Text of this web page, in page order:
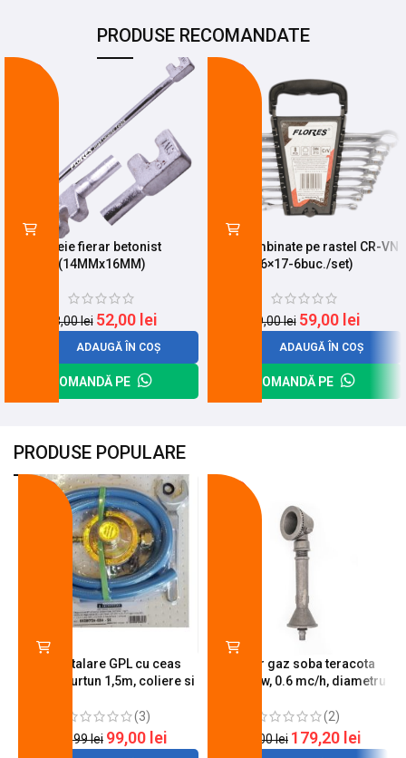
PRODUSE RECOMANDATE
Cheie fierar betonist
(14MMx16MM)
68,00lei 52,00 lei
ADAUGĂ ÎN COȘ
COMANDĂ PE
Chei combinate pe rastel CR-VN
(6×17-6buc./set)
69,00lei 59,00 lei
ADAUGĂ ÎN COȘ
COMANDĂ PE
PRODUSE POPULARE
Kit instalare GPL cu ceas
butelie, furtun 1,5m, coliere si
(3)
120,99lei 99,00 lei
Arzator gaz soba teracota
A600, 6 kw, 0.6 mc/h, diametru
(2)
200,00lei 179,20 lei